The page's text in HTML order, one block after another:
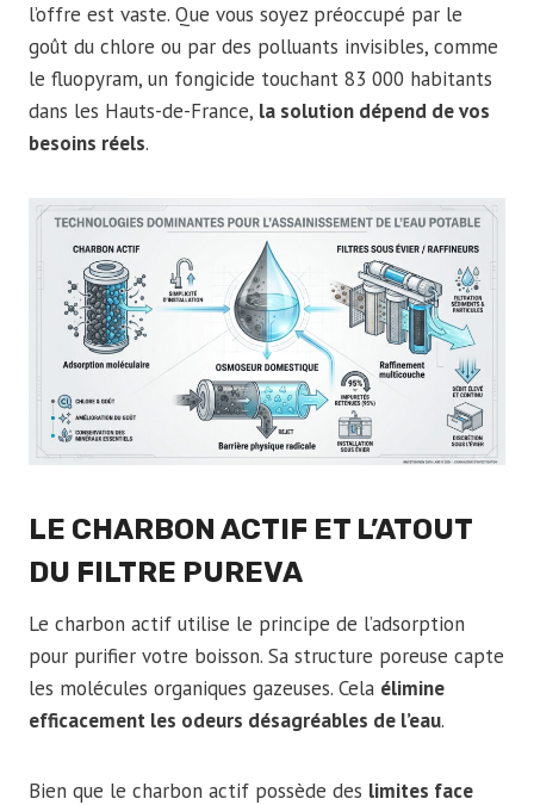
l’offre est vaste. Que vous soyez préoccupé par le
goût du chlore ou par des polluants invisibles, comme
le fluopyram, un fongicide touchant 83 000 habitants
dans les Hauts-de-France, la solution dépend de vos
besoins réels.
LE CHARBON ACTIF ET L’ATOUT
DU FILTRE PUREVA
Le charbon actif utilise le principe de l’adsorption
pour purifier votre boisson. Sa structure poreuse capte
les molécules organiques gazeuses. Cela élimine
efficacement les odeurs désagréables de l’eau.
Bien que le charbon actif possède des limites face